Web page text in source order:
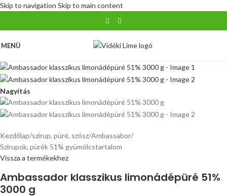
Skip to navigation Skip to main content
MENÜ
Nagyítás
Kezdőlap/szirup, püré, szósz/Ambassabor/
Szirupok, pürék 51% gyümölcstartalom
Vissza a termékekhez
Ambassador klasszikus limonádépüré 51%
3000 g